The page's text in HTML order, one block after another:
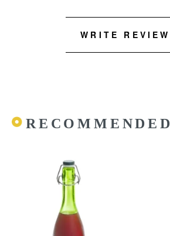
WRITE REVIEW
RECOMMENDED